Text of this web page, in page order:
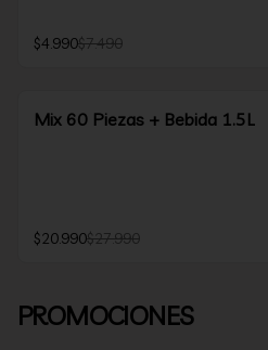
$4.990$7.490
Mix 60 Piezas + Bebida 1.5L
$20.990$27.990
PROMOCIONES